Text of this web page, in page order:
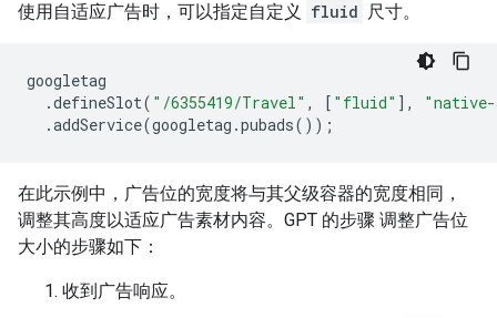
使用自适应广告时，可以指定自定义 fluid 尺寸。
googletag
.defineSlot( "/6355419/Travel" , [ "fluid" ],
.addService(googletag .pubads());
在此示例中，广告位的宽度将与其父级容器的宽度相同，
调整其高度以适应广告素材内容。GPT 的步骤 调整广告位
大小的步骤如下：
收到广告响应。